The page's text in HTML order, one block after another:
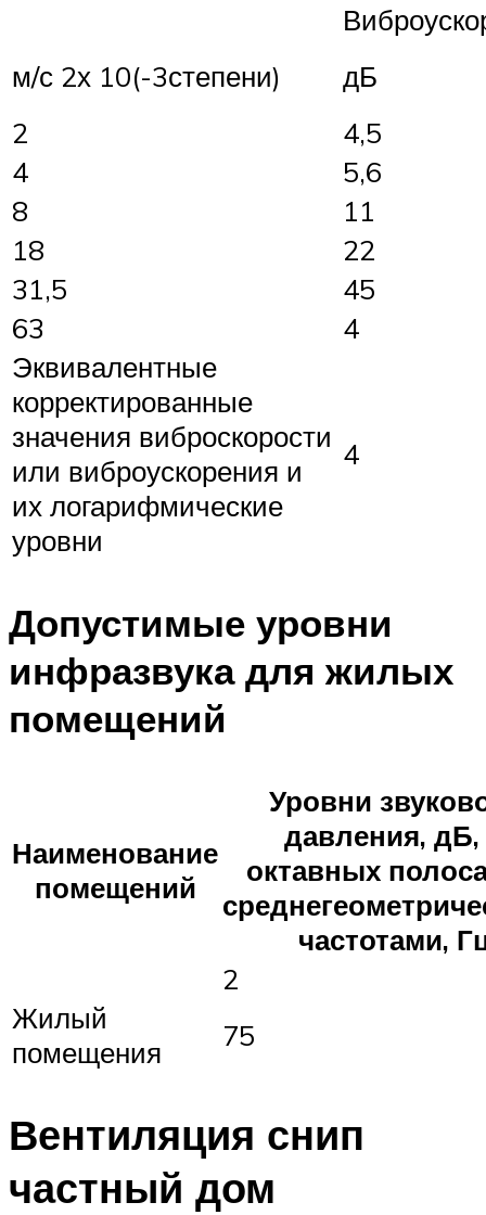
м/с 2х 10(-3степени)
дБ
2
4,5
4
5,6
8
11
18
22
31,5
45
63
4
Эквивалентные
корректированные
значения виброскорости
или виброускорения и
их логарифмические
уровни
4
Допустимые уровни
инфразвука для жилых
помещений
Наименование
помещений
Уровни
давления, дБ,
октавных
частотами,
2
Жилый
помещения
75
Вентиляция снип
частный дом